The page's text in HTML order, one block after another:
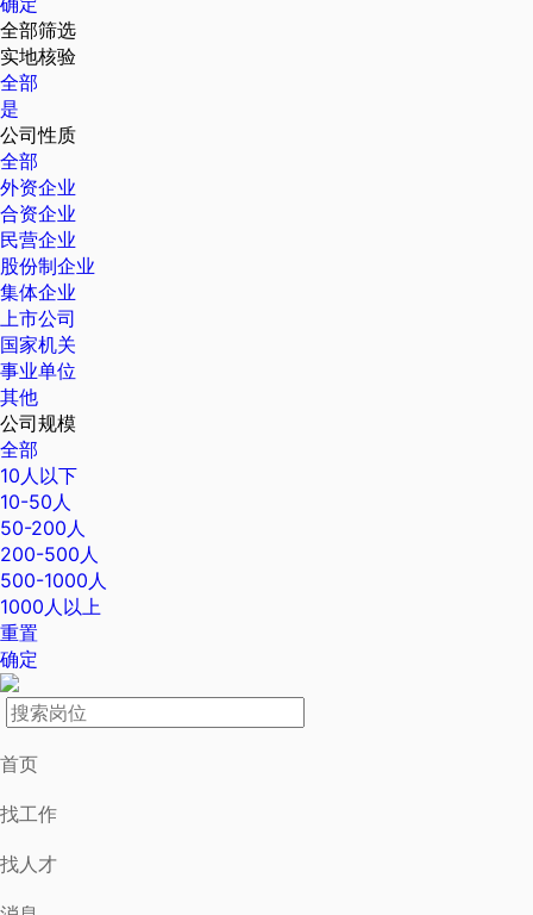
全部筛选
实地核验
全部
是
公司性质
全部
外资企业
合资企业
民营企业
股份制企业
集体企业
上市公司
国家机关
事业单位
其他
公司规模
全部
10人以下
10-50人
50-200人
200-500人
500-1000人
1000人以上
重置
确定
首页
找工作
找人才